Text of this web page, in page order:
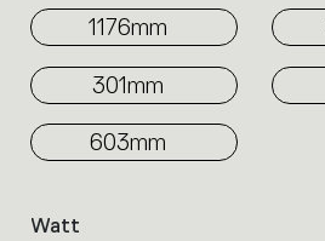
1176mm
301mm
603mm
Watt